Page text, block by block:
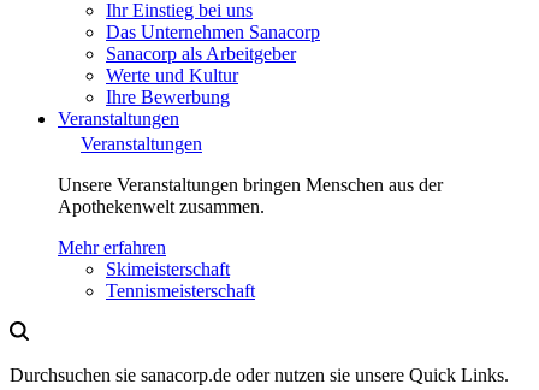
Ihr Einstieg bei uns
Das Unternehmen Sanacorp
Sanacorp als Arbeitgeber
Werte und Kultur
Ihre Bewerbung
Veranstaltungen
Veranstaltungen
Unsere Veranstaltungen bringen Menschen aus der
Apothekenwelt zusammen.
Mehr erfahren
Skimeisterschaft
Tennismeisterschaft
Durchsuchen sie sanacorp.de oder nutzen sie unsere Quick Links.